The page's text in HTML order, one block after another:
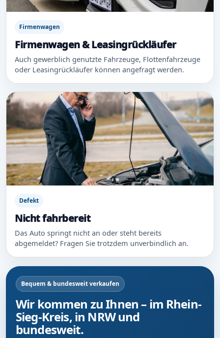
Firmenwagen
Firmenwagen & Leasingrückläufer
Auch gewerblich genutzte Fahrzeuge, Flottenfahrzeuge
oder Leasingrückläufer können angefragt werden.
Defekt
Nicht fahrbereit
Das Auto springt nicht an oder steht bereits
abgemeldet? Fragen Sie trotzdem unverbindlich an.
Bequem & bundesweit verkaufen
Wir kommen zu Ihnen – im Rhein-
Sieg-Kreis, in NRW und
bundesweit.